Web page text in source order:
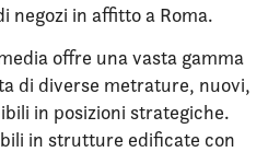
negozi in affitto a Roma.
offre una vasta gamma
di diverse metrature, nuovi,
in posizioni strategiche.
in strutture edificate con